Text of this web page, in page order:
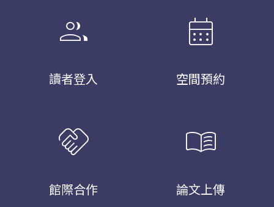
group
讀者登入
calendar_month
空間預約
handshake
館際合作
menu_book
論文上傳